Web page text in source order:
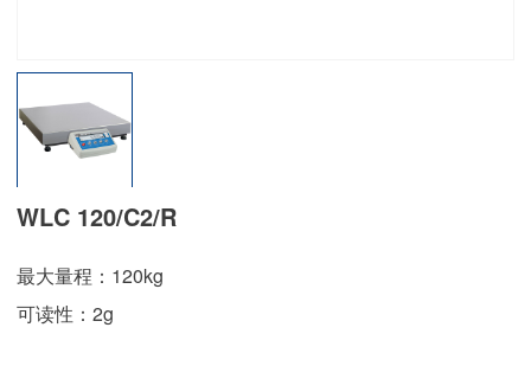
WLC 120/C2/R
最大量程：120kg
可读性：2g